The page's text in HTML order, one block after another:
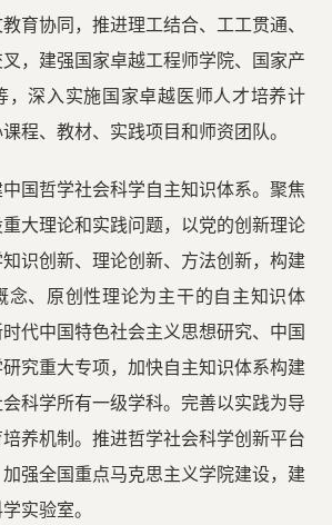
育协同，推进理工结合、工工贯通、
，建强国家卓越工程师学院、国家产
，深入实施国家卓越医师人才培养计
程、教材、实践项目和师资团队。
中国哲学社会科学自主知识体系。聚焦
大理论和实践问题，以党的创新理论
识创新、理论创新、方法创新，构建
念、原创性理论为主干的自主知识体
代中国特色社会主义思想研究、中国
究重大专项，加快自主知识体系构建
科学所有一级学科。完善以实践为导
养机制。推进哲学社会科学创新平台
强全国重点马克思主义学院建设，建
实验室。